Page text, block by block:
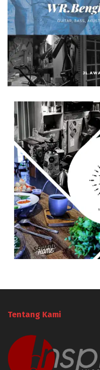
Tentang Kami